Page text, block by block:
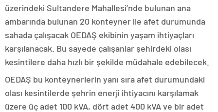
üzerindeki Sultandere Mahallesi’nde bulunan ana
ambarında bulunan 20 konteyner ile afet durumunda
sahada çalışacak OEDAŞ ekibinin yaşam ihtiyaçları
karşılanacak. Bu sayede çalışanlar şehirdeki olası
kesintilere daha hızlı bir şekilde müdahale edebilecek.
OEDAŞ bu konteynerlerin yanı sıra afet durumundaki
olası kesintilerde şehrin enerji ihtiyacını karşılamak
üzere üç adet 100 kVA, dört adet 400 kVA ve bir adet